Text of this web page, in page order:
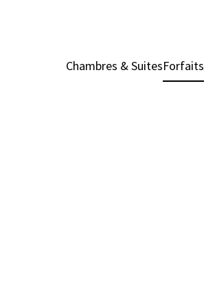
Chambres & SuitesForfaits